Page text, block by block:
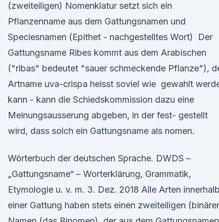
(zweiteiligen) Nomenklatur setzt sich ein
Pflanzenname aus dem Gattungsnamen und
Speciesnamen (Epithet - nachgestelltes Wort) Der
Gattungsname Ribes kommt aus dem Arabischen
("ribas" bedeutet "sauer schmeckende Pflanze"),
Artname uva-crispa heisst soviel wie gewahlt
kann - kann die Schiedskommission dazu eine
Meinungsausserung abgeben, in der fest- gestellt
wird, dass solch ein Gattungsname als nomen.
Wörterbuch der deutschen Sprache. DWDS –
„Gattungsname“ – Worterklärung, Grammatik,
Etymologie u. v. m. 3. Dez. 2018 Alle Arten innerhalb
einer Gattung haben stets einen zweiteiligen